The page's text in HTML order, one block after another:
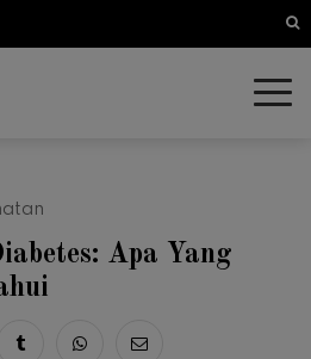
Apa Yang
on twitter
Share on tumblr
Share via whatsapp
Share via email